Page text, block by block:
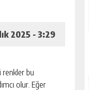
2025 - 3:29
renkler bu
olur. Eğer